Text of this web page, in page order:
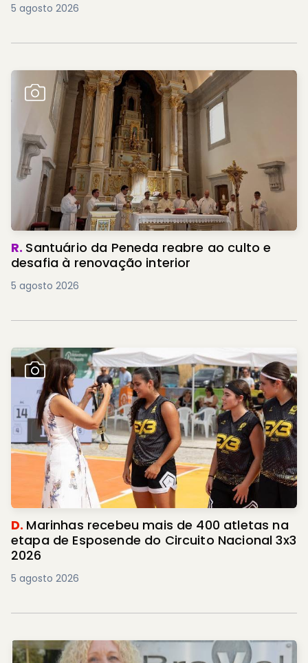
5 agosto 2026
R. Santuário da Peneda reabre ao culto e
desafia à renovação interior
5 agosto 2026
D. Marinhas recebeu mais de 400 atletas na
etapa de Esposende do Circuito Nacional 3x3
2026
5 agosto 2026